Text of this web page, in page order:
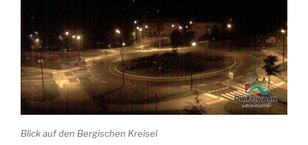
Blick auf den Bergischen Kreisel